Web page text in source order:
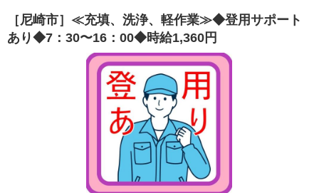
［尼崎市］≪充填、洗浄、軽作業≫◆登用サポート
あり◆7：30〜16：00◆時給1,360円